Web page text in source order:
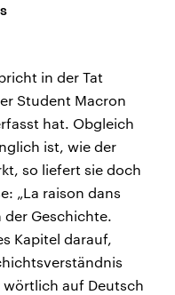
in der Tat
Student Macron
hat. Obgleich
ist, wie der
so liefert sie doch
„La raison dans
der Geschichte.
Kapitel darauf,
wörtlich auf Deutsch